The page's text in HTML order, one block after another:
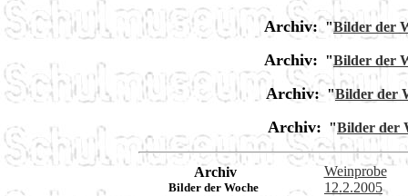
Archiv:"Bilder der
Archiv: "Bilder der
Archiv:"Bilder der
Archiv: "Bilder der
Archiv
Bilder der Woche
Weinprobe
12.2.2005